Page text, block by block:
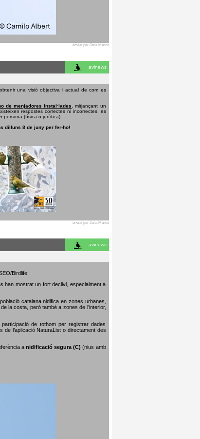
enviat per Jana Marco
avinews
una visió objectiva i actual de com es
de menjadores instal·lades, mitjançant un
respostes correctes ni incorrectes, es
persona (física o jurídica).
dilluns 8 de juny per fer-ho!
enviat per Jana Marco
avinews
Birdlife.
han mostrat un fort declivi, especialment a
catalana nidifica en zones urbanes,
la costa, però també a zones de l’interior,
de tothom per registrar dades
de l’aplicació NaturaList o directament des
anidificació segura (C) (nius amb